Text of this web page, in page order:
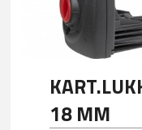
18 MM